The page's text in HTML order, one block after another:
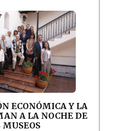
ECONÓMICA Y LA
A LA NOCHE DE
MUSEOS